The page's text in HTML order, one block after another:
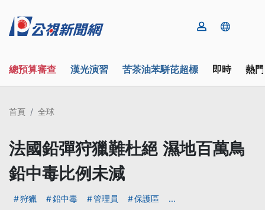
總預算審查 漢光演習 苦茶油苯駢芘超標 即時 熱
首頁 全球
法國鉛彈狩獵難杜絕 濕地百萬鳥
鉛中毒比例未減
狩獵 鉛中毒 管理員 保護區 ...